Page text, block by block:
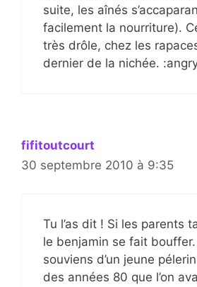
suite, les aînés
facilement la nourriture).
très drôle, chez les
dernier de la nichée.
fifitoutcourt
30 septembre 2010 à 9:35
Tu l’as dit ! Si les parents
le benjamin se fait
souviens d’un jeune
des années 80 que l’on